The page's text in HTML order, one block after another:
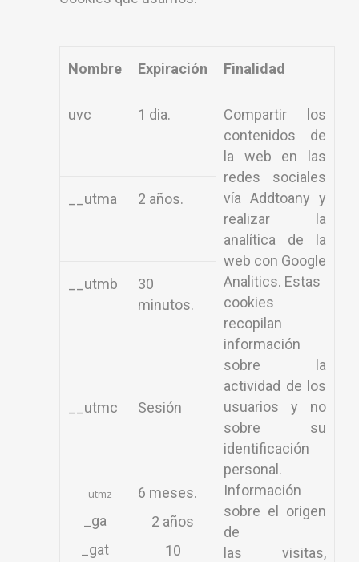
Nombre Expiración Finalidad
uvc 1 dia.
Compartir los
contenidos de
la web en las
redes sociales
vía Addtoany y
realizar la
analítica de la
web con Google
Analitics. Estas
cookies
recopilan
información
sobre la
actividad de los
usuarios y no
sobre su
identificación
personal.
Información
sobre el origen
de
las visitas,
__utma 2 años.
__utmb
30
minutos.
__utmc Sesión
__utmz
_ga
_gat
6 meses.
2 años
10